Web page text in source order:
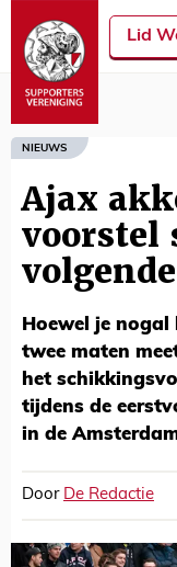
Lid
NIEUWS
Ajax
voorstel
Hoewel je
twee maten
het
tijdens de
in de
Door De Redactie